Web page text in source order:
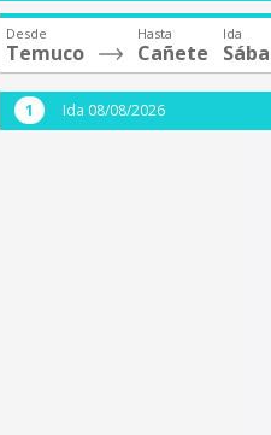
Desde
Temuco
Hasta
Cañete
Ida
Ida 08/08/2026